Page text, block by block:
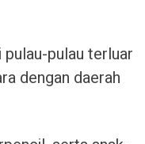
pulau terluar
dengan daerah